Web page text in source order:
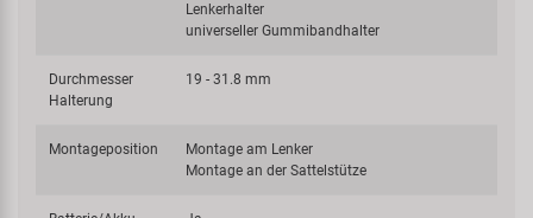
Lenkerhalter
universeller Gummibandhalter
Durchmesser
Halterung
19 - 31.8 mm
Montageposition
Montage am Lenker
Montage an der Sattelstütze